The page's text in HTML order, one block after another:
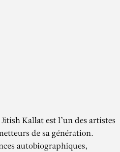
Kallat est l’un des artistes
de sa génération.
autobiographiques,